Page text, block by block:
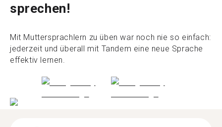
sprechen!
Mit Muttersprachlern zu üben war noch nie so einfach:
jederzeit und überall mit Tandem eine neue Sprache
effektiv lernen.